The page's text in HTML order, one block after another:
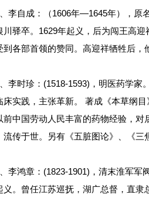
自成：（1606年—1645年），原名
川驿卒。1629年起义，后为闯王高
到各部首领的赞同。高迎祥牺牲后，
时珍：(1518-1593)，明医药学家。
床实践，主张革新。 著成《本草纲
前中国劳动人民丰富的药物经验，
流传于世。另有《五脏图论》、《三
鸿章：(1823-1901)，清末淮军军
义。曾任江苏巡抚，湖广总督，直